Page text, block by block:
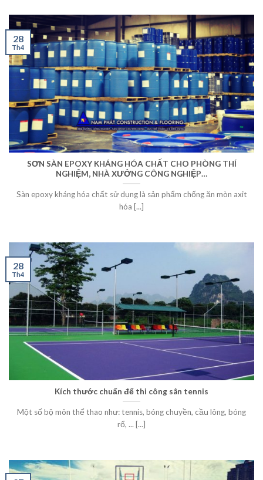
SƠN SÀN EPOXY KHÁNG HÓA CHẤT CHO PHÒNG THÍ
NGHIỆM, NHÀ XƯỞNG CÔNG NGHIỆP…
Sàn epoxy kháng hóa chất sử dụng là sản phẩm chống ăn mòn axit
hóa [...]
28
Th4
Kích thước chuẩn để thi công sân tennis
Một số bộ môn thể thao như: tennis, bóng chuyền, cầu lông, bóng
rổ, ... [...]
28
Th4